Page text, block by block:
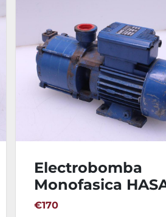
Electrobomba
Monofasica
0,75 CV
€170